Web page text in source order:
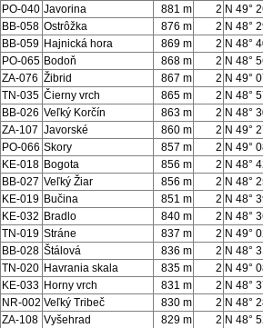
PO-040 Javorina 881 m 2 N 49°
BB-058 Ostrôžka 876 m 2 N 48°
BB-059 Hajnická hora 869 m 2 N 48°
PO-065 Bodoň 868 m 2 N 48°
ZA-076 Žibrid 867 m 2 N 49°
TN-035 Čierny vrch 865 m 2 N 48°
BB-026 Veľký Korčín 863 m 2 N 48°
ZA-107 Javorské 860 m 2 N 49°
PO-066 Skory 857 m 2 N 49°
KE-018 Bogota 856 m 2 N 48°
BB-027 Veľký Žiar 856 m 2 N 48°
KE-019 Bučina 851 m 2 N 48°
KE-032 Bradlo 840 m 2 N 48°
TN-019 Stráne 837 m 2 N 49°
BB-028 Štálová 836 m 2 N 48°
TN-020 Havrania skala 835 m 2 N 49°
KE-033 Horny vrch 831 m 2 N 48°
NR-002 Veľký Tribeč 830 m 2 N 48°
ZA-108 Vyšehrad 829 m 2 N 48°